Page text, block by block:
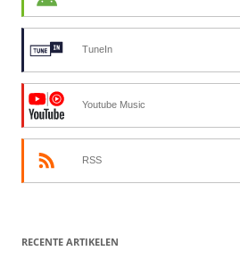
TuneIn
Youtube Music
RSS
RECENTE ARTIKELEN